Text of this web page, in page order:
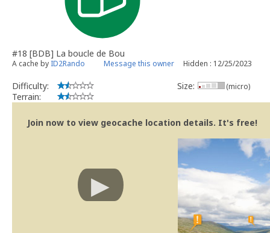
#18 [BDB] La boucle de Bou
A cache by ID2Rando Message this owner Hidden : 12/25/2023
Difficulty:
Terrain:
Size: (micro)
Join now to view geocache location details. It's free!